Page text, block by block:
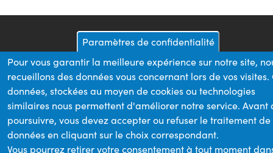
Paramètres de confidentialité
Pour vous garantir la meilleure expérience sur notre site,
recueillons des données vous concernant lors de vos visites.
données, stockées au moyen de cookies ou technologies
similaires nous permettent d'améliorer notre service. Avant
poursuivre, vous devez accepter ou refuser le traitement de
données en cliquant sur le choix correspondant.
Vous pourrez retirer votre consentement à tout moment